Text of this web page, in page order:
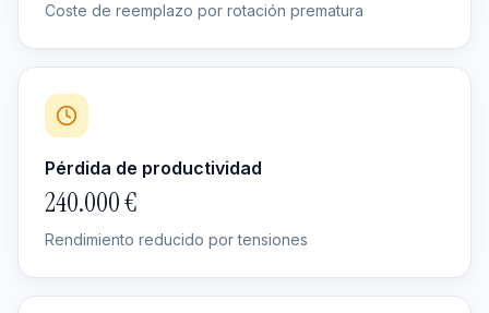
Coste de reemplazo por rotación prematura
Pérdida de productividad
240.000 €
Rendimiento reducido por tensiones